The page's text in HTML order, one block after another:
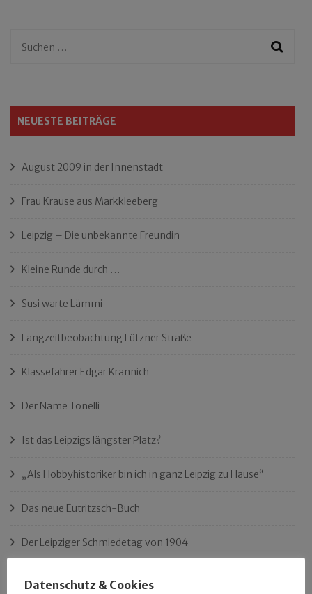
Suchen
NEUESTE BEITRÄGE
August 2009 in der Innenstadt
Frau Krause aus Markkleeberg
Leipzig – Die unbekannte Freundin
Kleine Runde durch …
Susi warte Lämmi
Langzeitbeobachtung Lützner Straße
Klassefahrer Edgar Krannich
Der Name Tonelli
Ist das Leipzigs längster Platz?
„Als Hobbyhistoriker bin ich in ganz Leipzig zu Hause“
Das neue Eutritzsch-Buch
Der Leipziger Schmiedetag von 1904
Datenschutz & Cookies